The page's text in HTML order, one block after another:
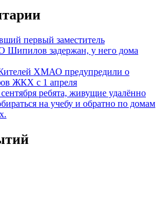
первый заместитель
Шипилов задержан, у него дома
ХМАО предупредили о
ЖКХ с 1 апреля
ребята, живущие удалённо
на учебу и обратно по домам